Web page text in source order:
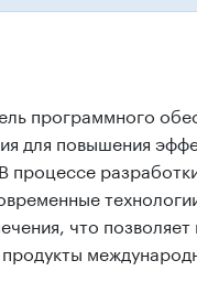
программного
для повышения
процессе
что